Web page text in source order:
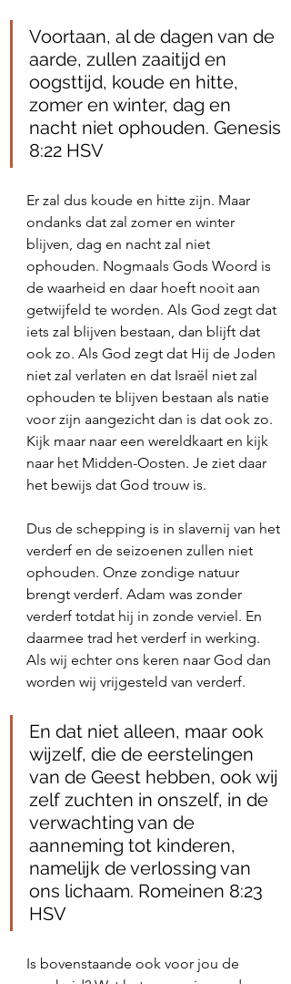
Voortaan, al de dagen van de
aarde, zullen zaaitijd en
oogsttijd, koude en hitte,
zomer en winter, dag en
nacht niet ophouden. Genesis
8:22 HSV
Er zal dus koude en hitte zijn. Maar
ondanks dat zal zomer en winter
blijven, dag en nacht zal niet
ophouden. Nogmaals Gods Woord is
de waarheid en daar hoeft nooit aan
getwijfeld te worden. Als God zegt dat
iets zal blijven bestaan, dan blijft dat
ook zo. Als God zegt dat Hij de Joden
niet zal verlaten en dat Israël niet zal
ophouden te blijven bestaan als natie
voor zijn aangezicht dan is dat ook zo.
Kijk maar naar een wereldkaart en kijk
naar het Midden-Oosten. Je ziet daar
het bewijs dat God trouw is.
Dus de schepping is in slavernij van het
verderf en de seizoenen zullen niet
ophouden. Onze zondige natuur
brengt verderf. Adam was zonder
verderf totdat hij in zonde verviel. En
daarmee trad het verderf in werking.
Als wij echter ons keren naar God dan
worden wij vrijgesteld van verderf.
En dat niet alleen, maar ook
wijzelf, die de eerstelingen
van de Geest hebben, ook wij
zelf zuchten in onszelf, in de
verwachting van de
aanneming tot kinderen,
namelijk de verlossing van
ons lichaam. Romeinen 8:23
HSV
Is bovenstaande ook voor jou de